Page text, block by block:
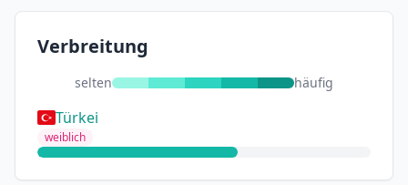
Verbreitung
selten häufig
Türkei
weiblich